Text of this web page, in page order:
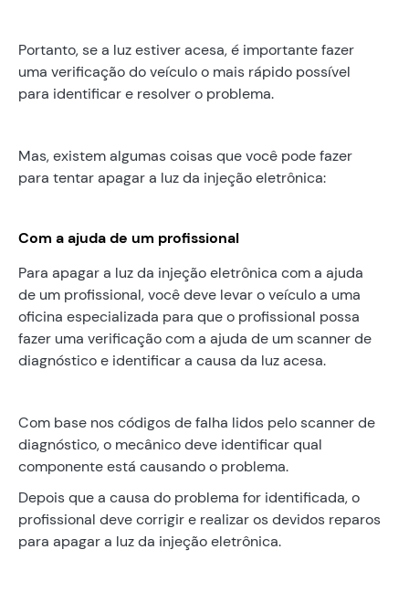
Portanto, se a luz estiver acesa, é importante fazer
uma verificação do veículo o mais rápido possível
para identificar e resolver o problema.
Mas, existem algumas coisas que você pode fazer
para tentar apagar a luz da injeção eletrônica:
Com a ajuda de um profissional
Para apagar a luz da injeção eletrônica com a ajuda
de um profissional, você deve levar o veículo a uma
oficina especializada para que o profissional possa
fazer uma verificação com a ajuda de um scanner de
diagnóstico e identificar a causa da luz acesa.
Com base nos códigos de falha lidos pelo scanner de
diagnóstico, o mecânico deve identificar qual
componente está causando o problema.
Depois que a causa do problema for identificada, o
profissional deve corrigir e realizar os devidos reparos
para apagar a luz da injeção eletrônica.